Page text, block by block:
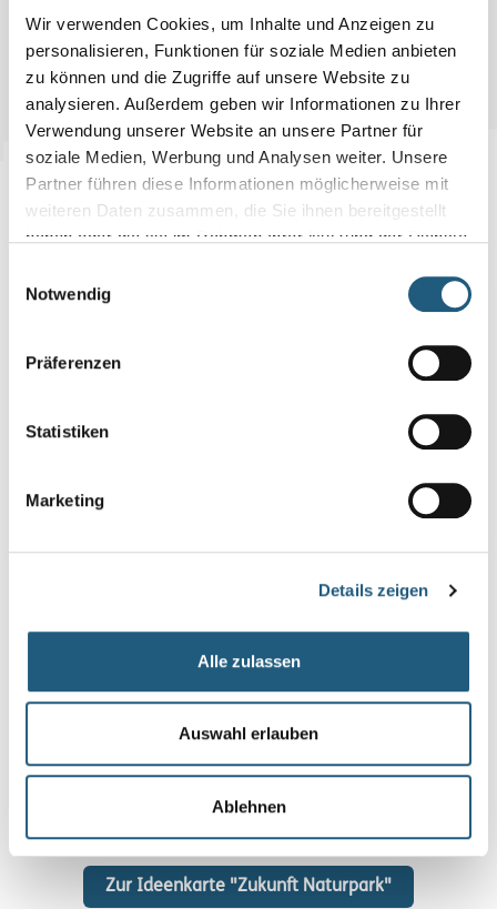
Wir verwenden Cookies, um Inhalte und Anzeigen zu
personalisieren, Funktionen für soziale Medien anbieten
zu können und die Zugriffe auf unsere Website zu
analysieren. Außerdem geben wir Informationen zu Ihrer
Verwendung unserer Website an unsere Partner für
soziale Medien, Werbung und Analysen weiter. Unsere
Partner führen diese Informationen möglicherweise mit
weiteren Daten zusammen, die Sie ihnen bereitgestellt
haben oder die sie im Rahmen Ihrer Nutzung der Dienste
Notwendig
Präferenzen
Statistiken
Marketing
Details zeigen
Alle zulassen
Auswahl erlauben
Ablehnen
Zum Naturpark-Fotowettbewerb
Zukunftsprojekte neu – für uns, unsere Kinder und Enkel.
nachhaltige Entwicklung des Naturparks? Machen Sie mit!
In unserer interaktiven Karte unter
www.zukunft-naturpark-tsos.de
Zur Ideenkarte "Zukunft Naturpark"